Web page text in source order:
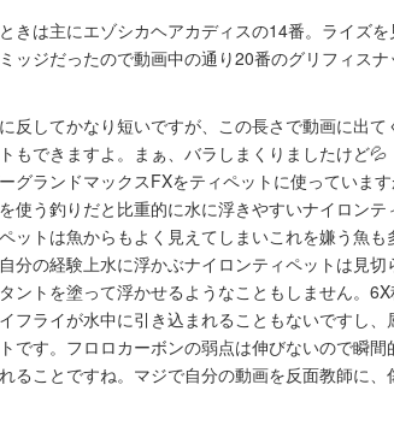
きは主にエゾシカヘアカディスの14番。ライズ
ッジだったので動画中の通り20番のグリフィスナ
反してかなり短いですが、この長さで動画に出
もできますよ。まぁ、バラしまくりましたけど💦
グランドマックスFXをティペットに使っていま
使う釣りだと比重的に水に浮きやすいナイロン
ットは魚からもよく見えてしまいこれを嫌う魚も
分の経験上水に浮かぶナイロンティペットは見切
ントを塗って浮かせるようなこともしません。
フライが水中に引き込まれることもないですし
です。フロロカーボンの弱点は伸びないので瞬
ることですね。マジで自分の動画を反面教師に、